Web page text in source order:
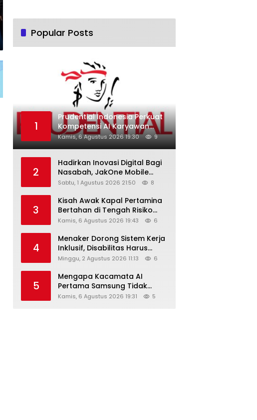
Popular Posts
1
Prudential Indonesia Perkuat
Kompetensi AI Karyawan
Lewat AI Week
Kamis, 6 Agustus 2026 19:30 9
2
Hadirkan Inovasi Digital Bagi
Nasabah, JakOne Mobile
Antar Bank Jakarta Sukses
Awards 2026
Sabtu, 1 Agustus 2026 21:50 8
3
Kisah Awak Kapal Pertamina
Bertahan di Tengah Risiko
Pelayaran Selat Hormuz
Kamis, 6 Agustus 2026 19:43 6
4
Menaker Dorong Sistem Kerja
Inklusif, Disabilitas Harus
Dapat Kesempatan Setara
Minggu, 2 Agustus 2026 11:13 6
5
Mengapa Kacamata AI
Pertama Samsung Tidak
Dibekali Layar?
Kamis, 6 Agustus 2026 19:31 5